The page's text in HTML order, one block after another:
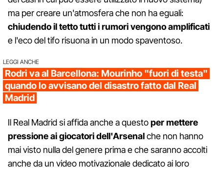
ma per creare un'atmosfera che non ha eguali:
chiudendo il tetto tutti i rumori vengono amplificati
e l'eco del tifo risuona in un modo spaventoso.
LEGGI ANCHE
Rodri va al Barcellona: Mourinho "fuori di testa"
quando lo avvisano del disastro fatto dal Real
Madrid
Il Real Madrid si affida anche a questoper mettere
pressione ai giocatori dell'Arsenalche non hanno
mai visto nulla del genere prima e che saranno accolti
anche da un video motivazionale dedicato ai loro